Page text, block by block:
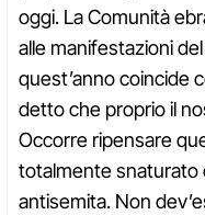
oggi. La Comunità
alle manifestazioni
quest’anno coincide
detto che proprio il
Occorre ripensare
totalmente snaturato
antisemita. Non